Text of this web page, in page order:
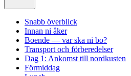
Snabb överblick
Innan ni åker
Boende — var ska ni bo?
Transport och förberedelser
Dag 1: Ankomst till nordkusten
Förmiddag